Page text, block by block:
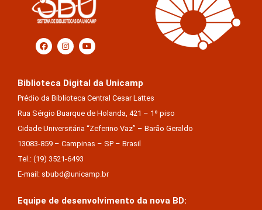
Biblioteca Digital da Unicamp
Prédio da Biblioteca Central Cesar Lattes
Rua Sérgio Buarque de Holanda, 421 – 1º piso
Cidade Universitária “Zeferino Vaz” – Barão Geraldo
13083-859 – Campinas – SP – Brasil
Tel.: (19) 3521-6493
E-mail: sbubd@unicamp.br
Equipe de desenvolvimento da nova BD: